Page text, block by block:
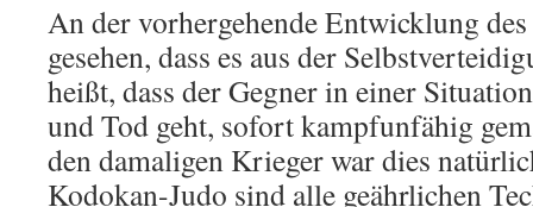
An der vorhergehende Entwicklung
gesehen, dass es aus der
heißt, dass der Gegner in einer
und Tod geht, sofort kampfunfähig
den damaligen Krieger war dies
Kodokan-Judo sind alle geährlichen